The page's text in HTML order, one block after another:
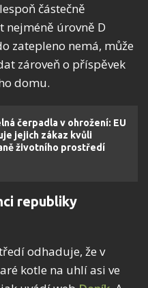
částečně
nejméně úrovně D
zatepleno nemá, může
zároveň o příspěvek
domu.
čerpadla v ohrožení: EU
jejich zákaz kvůli
životního prostředí
republiky
odhaduje, že v
kotle na uhlí asi ve